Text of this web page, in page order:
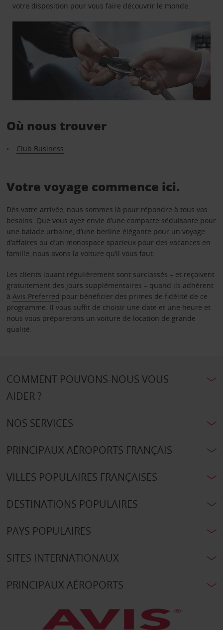
votre disposition pour vous faire découvrir le monde.
Où nous trouver
Club Business
Votre voyage commence ici.
Dès votre arrivée, nous sommes là pour répondre à tous vos
besoins. Que vous ayez envie d’une compacte séduisante pour
une balade urbaine, d’une berline élégante pour un voyage
d’affaires ou d’un monospace spacieux pour des vacances en
famille, nous avons la voiture qu’il vous faut.
Les clients louant régulièrement sont surclassés – et reçoivent
gratuitement des jours supplémentaires – quand ils adhèrent
à Avis Preferred pour bénéficier des primes de fidélité de ce
programme. Il vous suffit de choisir une date et une heure et
nous vous préparerons un voiture de location de grande
qualité.
COMMENT POUVONS-NOUS VOUS
AIDER ?
NOS SERVICES
PRINCIPAUX AÉROPORTS FRANÇAIS
VILLES POPULAIRES FRANÇAISES
DESTINATIONS POPULAIRES
PAYS POPULAIRES
SITES INTERNATIONAUX
PRINCIPAUX AÉROPORTS